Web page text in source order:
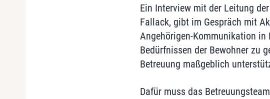
Ein Interview mit der Leitung
Fallack, gibt im Gespräch mit
Angehörigen-Kommunikation
Bedürfnissen der Bewohner zu
Betreuung maßgeblich
Dafür muss das